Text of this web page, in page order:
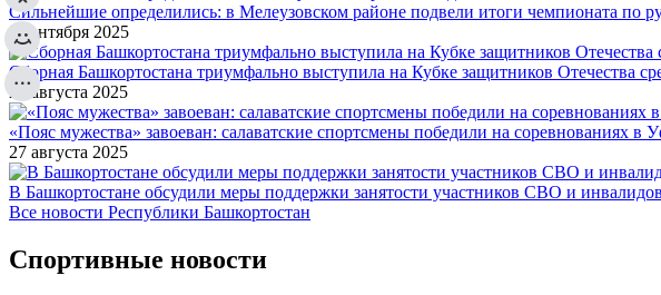
Сильнейшие определились: в Мелеузовском районе подвели итоги чемпионата по
5 сентября 2025
Сборная Башкортостана триумфально выступила на Кубке защитников Отечества
28 августа 2025
«Пояс мужества» завоеван: салаватские спортсмены победили на соревнованиях в
27 августа 2025
В Башкортостане обсудили меры поддержки занятости участников СВО и инвалидов
Все новости Республики Башкортостан
Спортивные новости